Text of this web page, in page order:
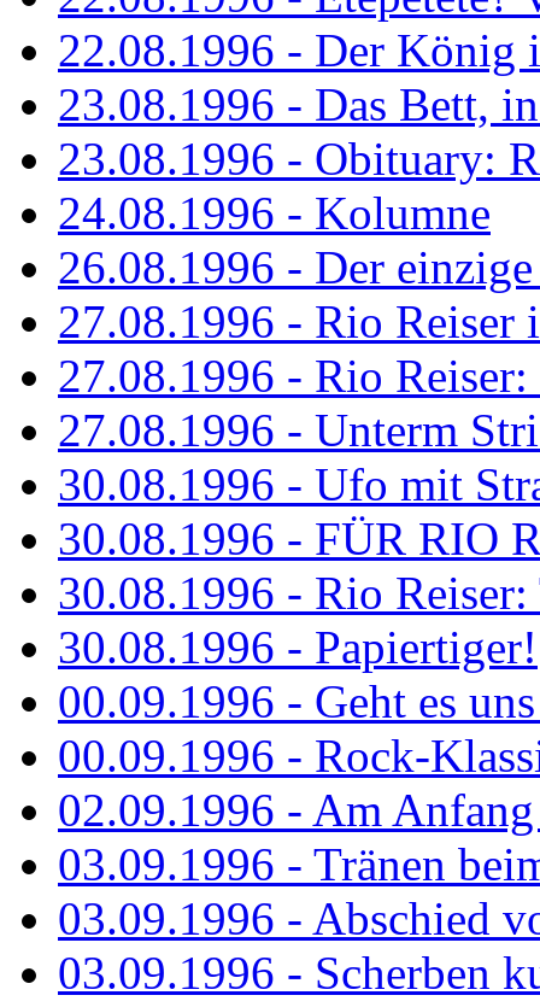
22.08.1996 - Der König
23.08.1996 - Das Bett,
23.08.1996 - Obituary:
24.08.1996 - Kolumne
26.08.1996 - Der
27.08.1996 - Rio Reiser
27.08.1996 - Rio
27.08.1996 - Unterm
30.08.1996 - Ufo mit
30.08.1996 - FÜR RIO
30.08.1996 - Rio
30.08.1996 - Papiertiger!
00.09.1996 - Geht es
00.09.1996 - Rock-
02.09.1996 - Am
03.09.1996 - Tränen
03.09.1996 - Abschied
03.09.1996 - Scherben